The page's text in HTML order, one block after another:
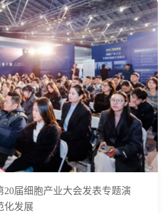
届细胞产业大会发表专题演
化发展